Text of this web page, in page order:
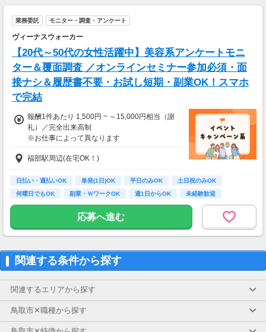
業務委託 モニター・調査・アンケート
ヴィーナスウォーカー
【20代～50代の女性活躍中】美容系アンケートモニ
ター＆覆面調査 ／オンラインセミナー参加必須・面
接ナシ＆履歴書不要・お試し短期・副業OK！スマホ
で完結
報酬1件あたり 1,500円 ~ ～15,000円相当（謝
礼）／完全出来高制
※お仕事によって異なります
※アンケート回答後、内容確認・承認を経て謝
礼をお支払いします
【お仕事の一例】
◆ 美容サプリのお試しモニター
キレイになりながらポイントがもらえる、人気
のモニターです！
・案件数 ：20～30件
・所要時間：10～20分
り
◆ コスメのお試しモニター
スキンケア・ヘアケア商品を実際に使ってレビ
福部駅周辺(在宅OK！)
日払い・週払いOK 単発(1日)OK 平日のみOK
土日祝のみOK
何曜日でもOK
副業・ＷワークOK 週1日からOK
未経験歓迎
大学生歓迎
応募へ進む
関連する条件から探す
関連するエリアから探す
鳥取市✕職種から探す